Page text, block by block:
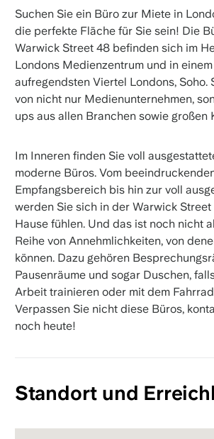
Suchen Sie ein Büro zur Miete in
die perfekte Fläche für Sie sein! Die
Warwick Street 48 befinden sich im
Londons Medienzentrum und in
aufregendsten Viertel Londons, Soho.
von nicht nur Medienunternehmen,
ups aus allen Branchen sowie großen
Im Inneren finden Sie voll
moderne Büros. Vom
Empfangsbereich bis hin zur voll
werden Sie sich in der Warwick
Hause fühlen. Und das ist noch nicht
Reihe von Annehmlichkeiten, von
können. Dazu gehören
Pausenräume und sogar Duschen,
Arbeit trainieren oder mit dem
Verpassen Sie nicht diese Büros,
noch heute!
Standort und